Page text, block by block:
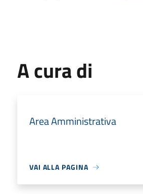
A cura di
Area Amministrativa
VAI ALLA PAGINA